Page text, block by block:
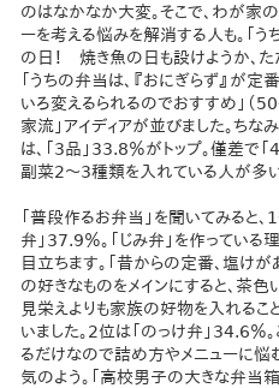
のはなかなか大変。そこで、わが家
ーを考える悩みを解消する人も。「
の日！ 焼き魚の日も設けようか、た
「うちの弁当は、『おにぎらず』が
いろ変えるられるのでおすすめ」（
家流」アイディアが並びました。ち
は、「3品」33.8％がトップ。僅差で
副菜2～3種類を入れている人が多い
「普段作るお弁当」を聞いてみると
弁」37.9％。「じみ弁」を作っている
目立ちます。「昔からの定番、塩け
の好きなものをメインにすると、茶色
見栄えよりも家族の好物を入れるこ
いました。2位は「のっけ弁」34.6％
るだけなので詰め方やメニューに悩
気のよう。「高校男子の大きな弁当